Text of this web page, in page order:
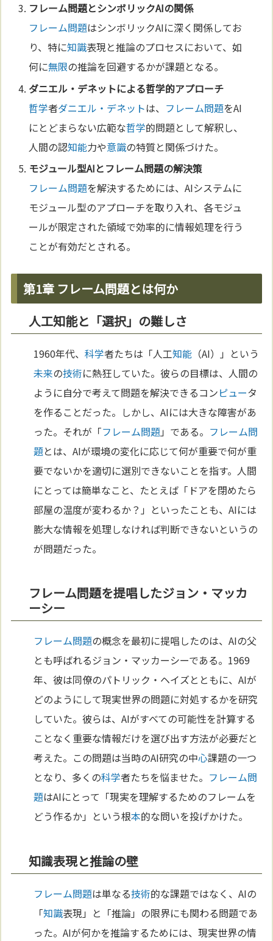
フレーム問題とシンボリックAIの関係
フレーム問題はシンボリックAIに深く関係してお
り、特に知識表現と推論のプロセスにおいて、如
何に無限の推論を回避するかが課題となる。
ダニエル・デネットによる哲学的アプローチ
哲学者ダニエル・デネットは、 フレーム問題をAI
にとどまらない広範な哲学的問題として解釈し、
人間の認知能力や意識の特質と関係づけた。
モジュール型AIとフレーム問題の解決策
フレーム問題を解決するためには、AIシステムに
モジュール型のアプローチを取り入れ、各モジュ
ールが限定された領域で効率的に情報処理を行う
ことが有効だとされる。
第1章 フレーム問題とは何か
人工知能と「選択」の難しさ
1960年代、科学者たちは「人工知能 （AI）」という
未来の技術に熱狂していた。彼らの目標は、人間の
ように自分で考えて問題を解決できるコンピュータ
を作ることだった。しかし、AIには大きな障害があ
った。それが「フレーム問題」である。 フレーム問
題とは、AIが環境の変化に応じて何が重要で何が重
要でないかを適切に選別できないことを指す。人間
にとっては簡単なこと、たとえば「ドアを閉めたら
部屋の温度が変わるか？」といったことも、AIには
膨大な情報を処理しなければ判断できないというの
が問題だった。
フレーム問題を提唱したジョン・マッカ
ーシー
フレーム問題の概念を最初に提唱したのは、AIの父
とも呼ばれるジョン・マッカーシーである。1969
年、彼は同僚のパトリック・ヘイズとともに、AIが
どのようにして現実世界の問題に対処するかを研究
していた。彼らは、AIがすべての可能性を計算する
ことなく重要な情報だけを選び出す方法が必要だと
考えた。この問題は当時のAI研究の中心課題の一つ
となり、多くの科学者たちを悩ませた。 フレーム問
題はAIにとって「現実を理解するためのフレームを
どう作るか」という根本的な問いを投げかけた。
知識表現と推論の壁
フレーム問題は単なる技術的な課題ではなく、AIの
「知識表現」と「推論」の限界にも関わる問題であ
った。AIが何かを推論するためには、現実世界の情